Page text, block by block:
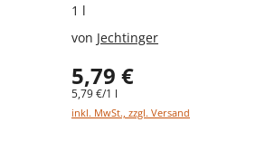
1 l
von Jechtinger
5,79 €
5,79 €/1 l
inkl. MwSt., zzgl. Versand